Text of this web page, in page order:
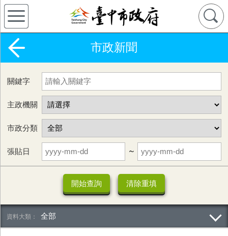
市政新聞
關鍵字
主政機關
市政分類
張貼日 ~
全部